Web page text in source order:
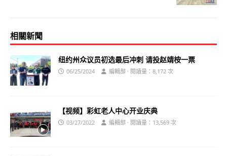
相關新聞
纽约州众议员初选最后冲刺 请投赵靖桉一票
06/25/2024 編輯部 · 閱讀量：8,172 次
【视频】彩虹老人中心开业庆典
03/27/2022 編輯部 · 閱讀量：13,569 次